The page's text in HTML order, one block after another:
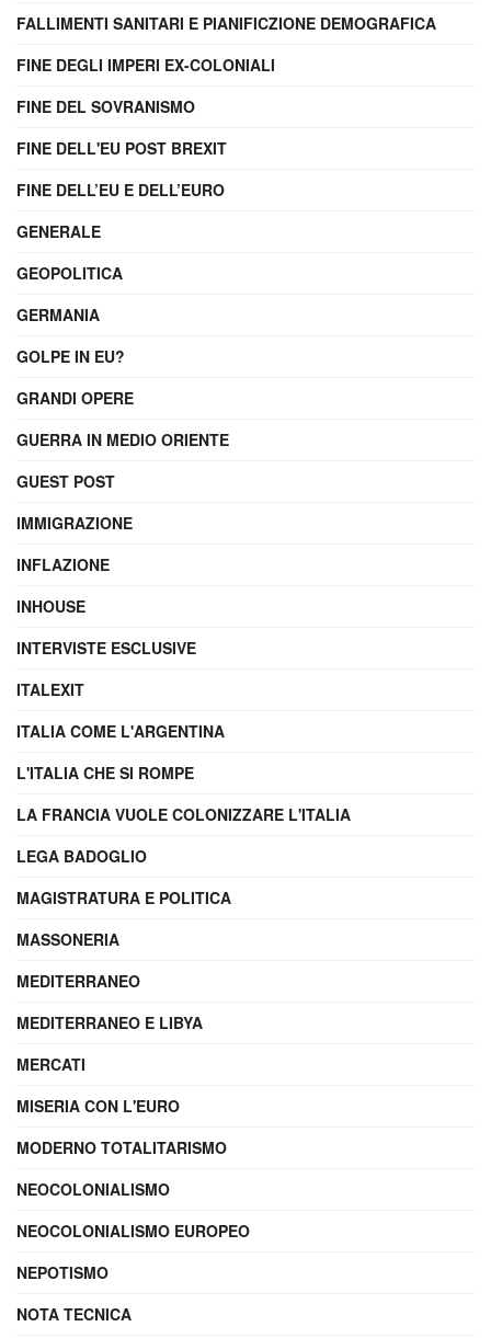
FALLIMENTI SANITARI E PIANIFICZIONE DEMOGRAFICA
FINE DEGLI IMPERI EX-COLONIALI
FINE DEL SOVRANISMO
FINE DELL'EU POST BREXIT
FINE DELL’EU E DELL’EURO
GENERALE
GEOPOLITICA
GERMANIA
GOLPE IN EU?
GRANDI OPERE
GUERRA IN MEDIO ORIENTE
GUEST POST
IMMIGRAZIONE
INFLAZIONE
INHOUSE
INTERVISTE ESCLUSIVE
ITALEXIT
ITALIA COME L'ARGENTINA
L'ITALIA CHE SI ROMPE
LA FRANCIA VUOLE COLONIZZARE L'ITALIA
LEGA BADOGLIO
MAGISTRATURA E POLITICA
MASSONERIA
MEDITERRANEO
MEDITERRANEO E LIBYA
MERCATI
MISERIA CON L'EURO
MODERNO TOTALITARISMO
NEOCOLONIALISMO
NEOCOLONIALISMO EUROPEO
NEPOTISMO
NOTA TECNICA